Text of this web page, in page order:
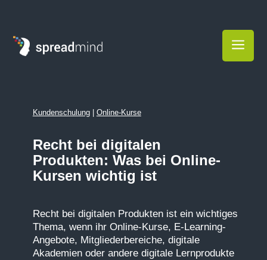
a
Kundenschulung| Online-Kurse
Recht bei digitalen
Produkten: Was bei Online-
Kursen wichtig ist
Recht bei digitalen Produkten ist ein wichtiges
Thema, wenn ihr Online-Kurse, E-Learning-
Angebote, Mitgliederbereiche, digitale
Akademien oder andere digitale Lernprodukte